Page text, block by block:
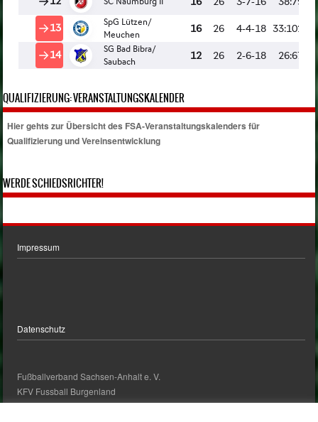
QUALIFIZIERUNG: VERANSTALTUNGSKALENDER
Hier gehts zur Übersicht des FSA-Veranstaltungskalenders für
Qualifizierung und Vereinsentwicklung
WERDE SCHIEDSRICHTER!
Impressum
Datenschutz
Fußballverband Sachsen-Anhalt e. V.
KFV Fussball Burgenland
kontakt@kfv-fussball-burgenland.de